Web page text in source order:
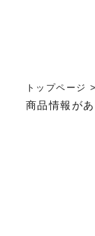
トップページ >
商品情報があ